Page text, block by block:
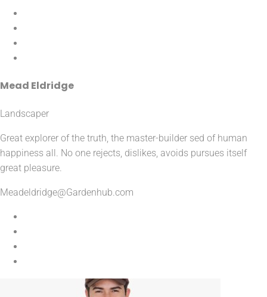
Mead Eldridge
Landscaper
Great explorer of the truth, the master-builder sed of human
happiness all. No one rejects, dislikes, avoids pursues itself
great pleasure.
Meadeldridge@Gardenhub.com